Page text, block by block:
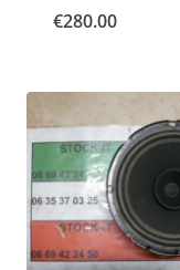
€280.00